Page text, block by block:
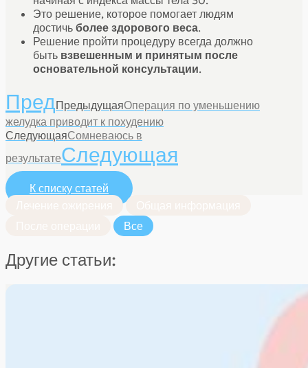
Это решение, которое помогает людям
достичь более здорового веса.
Решение пройти процедуру всегда должно
быть взвешенным и принятым после
основательной консультации.
ПредПредыдущаяОперация по уменьшению
желудка приводит к похудению
СледующаяСомневаюсь в
результатеСледующая
К списку статей
Все
Другие статьи: